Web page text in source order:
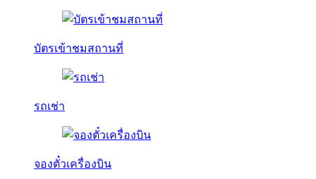
บัตรเข้าชมสถานที่
รถเช่า
จองตั๋วเครื่องบิน